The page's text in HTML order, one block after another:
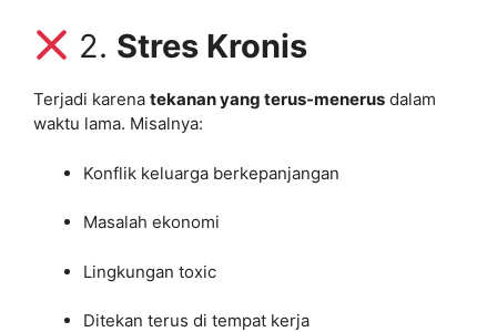
2. Stres Kronis
Terjadi karena tekanan yang terus-menerus dalam
waktu lama. Misalnya:
Konflik keluarga berkepanjangan
Masalah ekonomi
Lingkungan toxic
Ditekan terus di tempat kerja